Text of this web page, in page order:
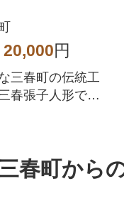
20,000円
三春町の伝統工
春張子人形で
春町から